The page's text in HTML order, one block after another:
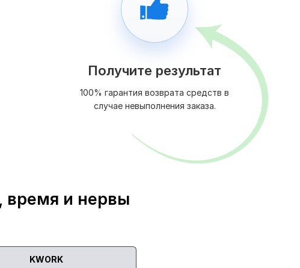
Получите результат
100% гарантия возврата средств в
случае невыполнения заказа.
время и нервы
KWORK